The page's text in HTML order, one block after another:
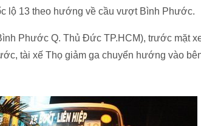
lộ 13 theo hướng về cầu vượt Bình Phước.
Phước Q. Thủ Đức TP.HCM), trước mặt
tài xế Thọ giảm ga chuyển hướng vào